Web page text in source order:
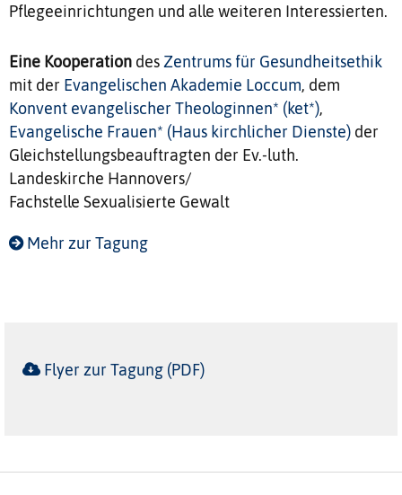
Pflegeeinrichtungen und alle weiteren Interessierten.
Eine Kooperation desZentrums für Gesundheitsethik
mit der Evangelischen Akademie Loccum, dem
Konvent evangelischer Theologinnen* (ket*),
Evangelische Frauen* (Haus kirchlicher Dienste) der
Gleichstellungsbeauftragten der Ev.-luth.
Landeskirche Hannovers/
Fachstelle Sexualisierte Gewalt
Mehr zur Tagung
Flyer zur Tagung (PDF)